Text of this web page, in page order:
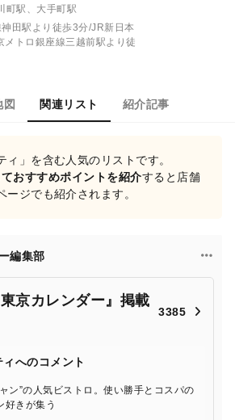
町駅、大手町駅
田駅より徒歩3分/JR新日本
メトロ銀座線三越前駅より徒
図 関連リスト 紹介記事
ィ」を含む人気のリストです。
おすすめポイントを紹介すると店舗
ージでも紹介されます。
編集部
京カレンダー』掲載
3385
へのコメント
ン”の人気ビストロ。使い勝手とコスパの
好きが集う